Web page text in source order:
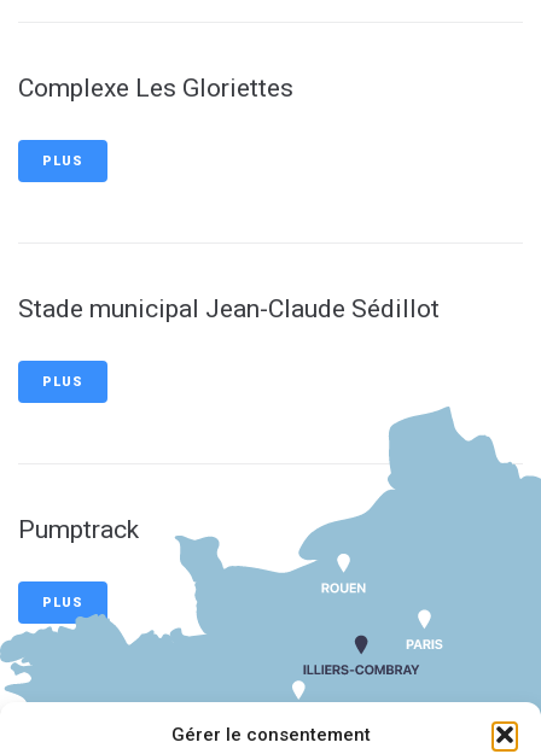
Gérer le consentement
Complexe Les Gloriettes
PLUS
Stade municipal Jean-Claude Sédillot
PLUS
Pumptrack
PLUS